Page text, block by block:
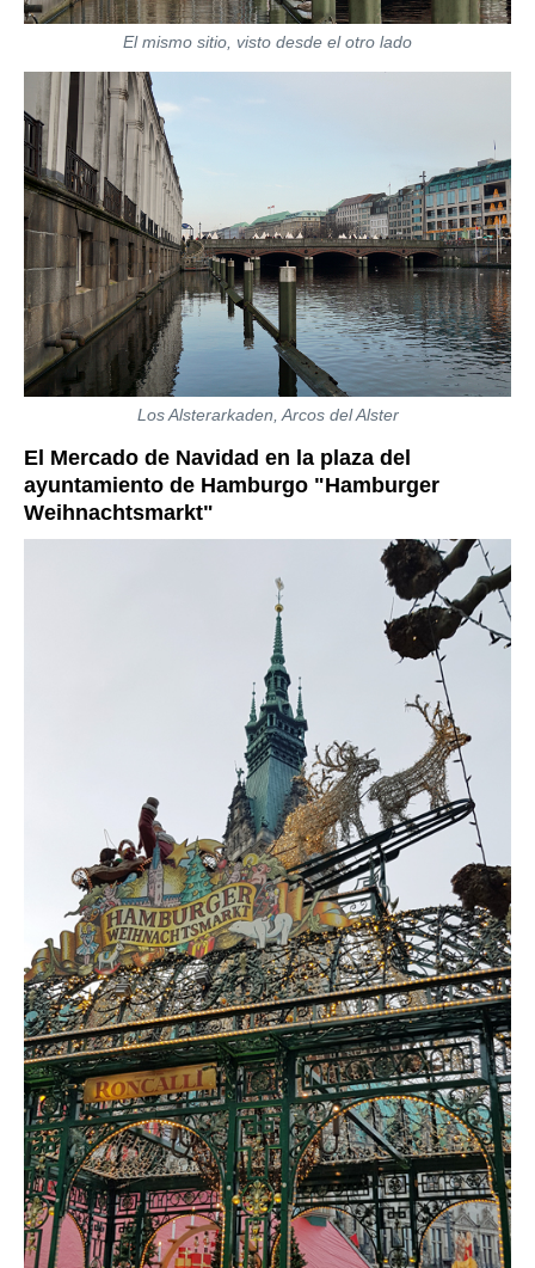
El mismo sitio, visto desde el otro lado
Los Alsterarkaden, Arcos del Alster
El Mercado de Navidad en la plaza del
ayuntamiento de Hamburgo "Hamburger
Weihnachtsmarkt"